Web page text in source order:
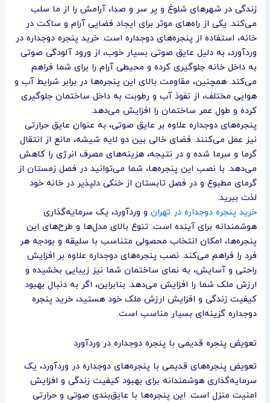
زندگی در شهرهای شلوغ و پر سر و صدا، آرامش را از ما سلب
می‌کند. یکی از راه‌های موثر برای ایجاد فضایی آرام و ساکت در
خانه، استفاده از پنجره‌های دوجداره است. خرید پنجره دوجداره در
وردآورد، به دلیل عایق صوتی بسیار خوب، از ورود آلودگی صوتی
به داخل خانه جلوگیری کرده و محیطی آرام را برای شما فراهم
می‌کند. همچنین، مقاومت بالای این پنجره‌ها در برابر شرایط آب و
هوایی مختلف، از نفوذ آب و رطوبت به داخل ساختمان جلوگیری
کرده و طول عمر ساختمان را افزایش می‌دهد.
پنجره‌های دوجداره علاوه بر عایق صوتی، به عنوان عایق حرارتی
نیز عمل می‌کنند. فضای خالی بین دو لایه شیشه، مانع از انتقال
گرما و سرما شده و در نتیجه، هزینه‌های مصرف انرژی را کاهش
می‌دهد. با نصب این پنجره‌ها، شما می‌توانید در فصل زمستان از
گرمای مطبوع و در فصل تابستان از خنکی دلپذیر در خانه خود
لذت ببرید.
خرید پنجره دوجداره در تهران و وردآورد، یک سرمایه‌گذاری
هوشمندانه برای آینده است. تنوع بالای مدل‌ها و طرح‌های این
پنجره‌ها، امکان انتخاب محصولی متناسب با سلیقه و بودجه هر
فرد را فراهم می‌کند. نصب پنجره‌های دوجداره علاوه بر افزایش
راحتی و آسایش، به نمای ساختمان شما نیز زیبایی بخشیده و
ارزش ملک شما را افزایش می‌دهد. بنابراین، اگر به دنبال بهبود
کیفیت زندگی و افزایش ارزش ملک خود هستید، خرید پنجره
دوجداره گزینه‌ای بسیار مناسب است.
تعویض پنجره قدیمی با پنجره دوجداره در وردآورد
تعویض پنجره‌های قدیمی با پنجره‌های دوجداره در وردآورد، یک
سرمایه‌گذاری هوشمندانه برای بهبود کیفیت زندگی و افزایش
امنیت منزل است. این پنجره‌ها با عایق‌بندی صوتی و حرارتی